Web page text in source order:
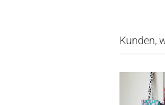
Kunden,